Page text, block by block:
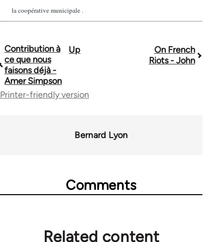
la coopérative municipale .
Book
traversal
links
Contribution à
ce que nous
faisons déjà -
Amer Simpson
Up
On French
Riots - John
Printer-friendly version
Bernard Lyon
Comments
Related content